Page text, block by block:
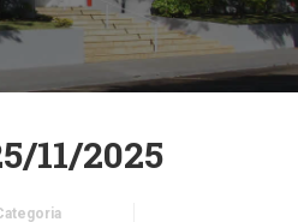
11/2025